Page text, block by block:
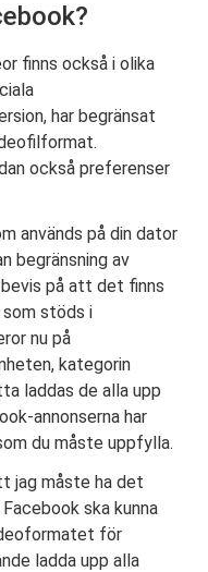
finns också i olika
har begränsat
också preferenser
används på din dator
begränsning av
på att det finns
stöds i
nu på
kategorin
laddas de alla upp
annonserna har
du måste uppfylla.
jag måste ha det
ska kunna
för
ladda upp alla